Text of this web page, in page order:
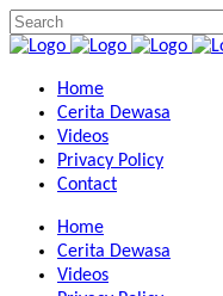
Home
Cerita Dewasa
Videos
Privacy Policy
Contact
Home
Cerita Dewasa
Videos